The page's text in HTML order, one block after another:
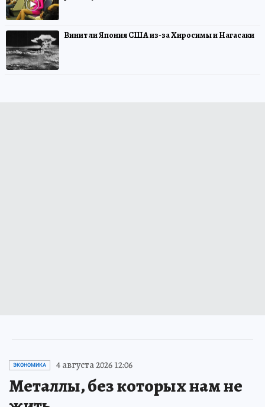
Винит ли Япония США из-за Хиросимы и Нагасаки
ЭКОНОМИКА 4 августа 2026 12:06
Металлы, без которых нам не